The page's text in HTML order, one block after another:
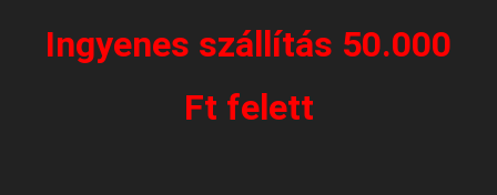
Ingyenes szállítás 50.000
Ft felett